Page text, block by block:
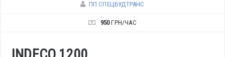
ПП СПЕЦБУДТРАНС
950 ГРН/ЧАС